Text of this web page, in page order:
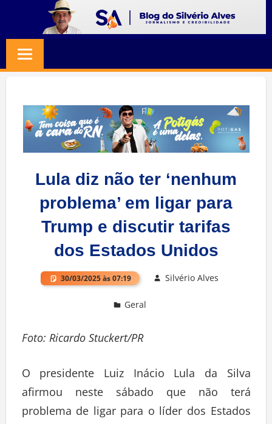
content
SILVERIO
ALVES
Jornalismo
Credibilidade
Lula diz não ter ‘nenhum
problema’ em ligar para
Trump e discutir tarifas
dos Estados Unidos
30/03/2025 às 07:19 Silvério Alves
Geral
Foto: Ricardo Stuckert/PR
O presidente Luiz Inácio Lula da Silva
afirmou neste sábado que não terá
problema de ligar para o líder dos Estados